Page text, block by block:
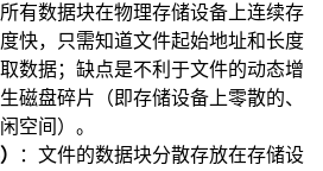
有数据块在物理存储设备上连续存
快，只需知道文件起始地址和长度
数据；缺点是不利于文件的动态增
磁盘碎片（即存储设备上零散的、
空间）。
：文件的数据块分散存放在存储设